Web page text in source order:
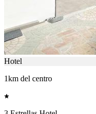
Hotel
1km del centro